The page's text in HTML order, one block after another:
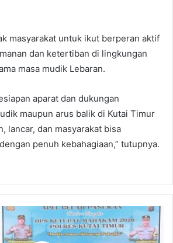
masyarakat untuk ikut berperan aktif
dan ketertiban di lingkungan
masa mudik Lebaran.
aparat dan dukungan
maupun arus balik di Kutai Timur
lancar, dan masyarakat bisa
penuh kebahagiaan,” tutupnya.